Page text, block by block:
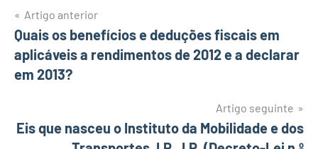
Navegação
de
artigos
Artigo anterior
Quais os benefícios e deduções fiscais em
aplicáveis a rendimentos de 2012 e a declarar
em 2013?
Artigo seguinte
Eis que nasceu o Instituto da Mobilidade e dos